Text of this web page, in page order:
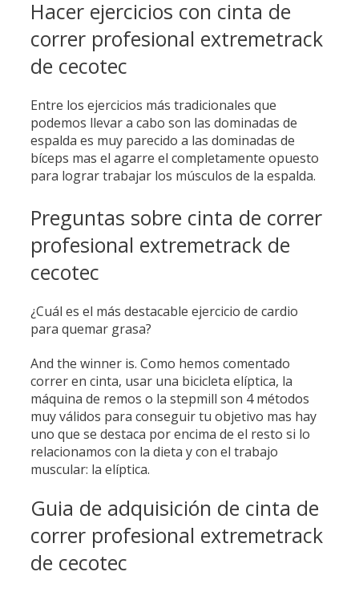
Hacer ejercicios con cinta de
correr profesional extremetrack
de cecotec
Entre los ejercicios más tradicionales que
podemos llevar a cabo son las dominadas de
espalda es muy parecido a las dominadas de
bíceps mas el agarre el completamente opuesto
para lograr trabajar los músculos de la espalda.
Preguntas sobre cinta de correr
profesional extremetrack de
cecotec
¿Cuál es el más destacable ejercicio de cardio
para quemar grasa?
And the winner is. Como hemos comentado
correr en cinta, usar una bicicleta elíptica, la
máquina de remos o la stepmill son 4 métodos
muy válidos para conseguir tu objetivo mas hay
uno que se destaca por encima de el resto si lo
relacionamos con la dieta y con el trabajo
muscular: la elíptica.
Guia de adquisición de cinta de
correr profesional extremetrack
de cecotec